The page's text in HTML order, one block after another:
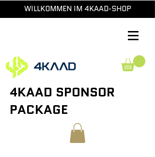
WILLKOMMEN IM 4KAAD-SHOP
4KAAD SPONSOR
PACKAGE